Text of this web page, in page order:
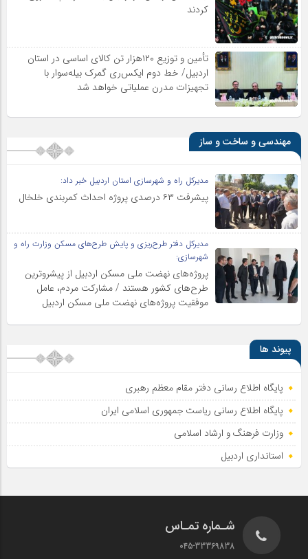
کردند
تأمین و توزیع ۱۲۰هزار تن کالای اساسی در استان
اردبیل/ خط دوم ایکس‌ری گمرک بیله‌سوار با
تجهیزات مدرن عملیاتی خواهد شد
مهندسی و ساخت و ساز
مدیرکل راه و شهرسازی استان اردبیل خبر داد:
پیشرفت ۶۳ درصدی پروژه احداث کمربندی خلخال
مدیرکل دفتر طرح‌ریزی و پایش طرح‌های مسکن وزارت راه و
شهرسازی:
پروژه‌های نهضت ملی مسکن اردبیل از پیشروترین
طرح‌های کشور هستند / مشارکت مردم، عامل
موفقیت پروژه‌های نهضت ملی مسکن اردبیل
پیوند ها
پایگاه اطلاع رسانی دفتر مقام معظم رهبری
پایگاه اطلاع‌ رسانی ریاست‌ جمهوری اسلامی ایران
وزارت فرهنگ و ارشاد اسلامی
استانداری اردبیل
شـماره تمـاس
045-33369838